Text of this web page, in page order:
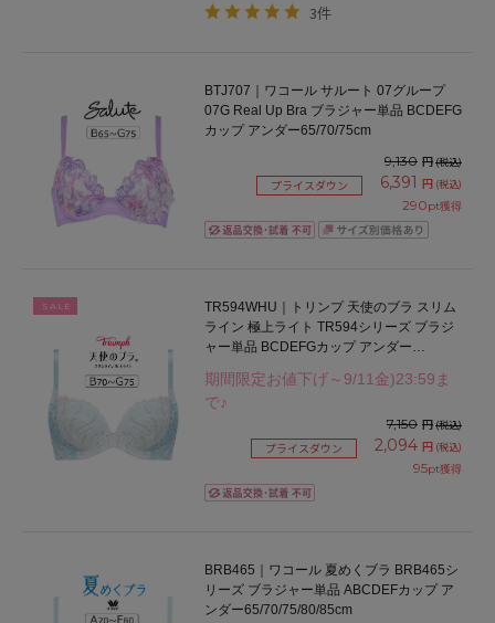
3件
BTJ707｜ワコール サルート 07グループ
07G Real Up Bra ブラジャー単品 BCDEFG
カップ アンダー65/70/75cm
9,130 円(税込)
プライスダウン 6,391 円 (税込)
290pt獲得
SALE
TR594WHU｜トリンプ 天使のブラ スリム
ライン 極上ライト TR594シリーズ ブラジ
ャー単品 BCDEFGカップ アンダー
期間限定お値下げ～9/11金)23:59ま
で♪
7,150 円(税込)
プライスダウン 2,094 円 (税込)
95pt獲得
BRB465｜ワコール 夏めくブラ BRB465シ
リーズ ブラジャー単品 ABCDEFカップ ア
ンダー65/70/75/80/85cm